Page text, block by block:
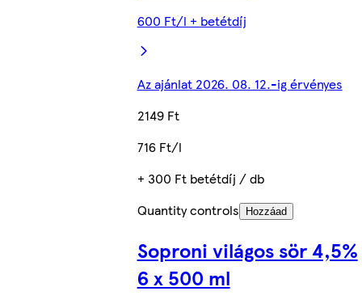
600 Ft/l + betétdíj
Az ajánlat 2026. 08. 12.-ig érvényes
2149 Ft
716 Ft/l
+ 300 Ft betétdíj / db
Quantity controls
Hozzáad
Soproni világos sör 4,5%
6 x 500 ml